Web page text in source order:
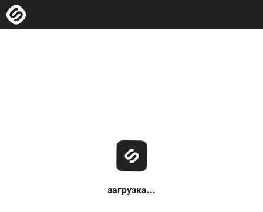
загрузка...